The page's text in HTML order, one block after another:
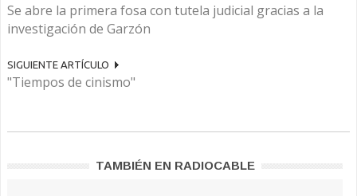
Se abre la primera fosa con tutela judicial gracias a la
investigación de Garzón
SIGUIENTE ARTÍCULO
"Tiempos de cinismo"
TAMBIÉN EN RADIOCABLE